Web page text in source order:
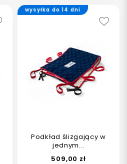
Podkład ślizgający w
jednym...
509,00 zł
wysyłka do 14 dni